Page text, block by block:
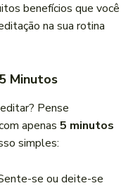
benefícios que você
na sua rotina
Minutos
Pense
apenas 5 minutos
simples:
se ou deite-se